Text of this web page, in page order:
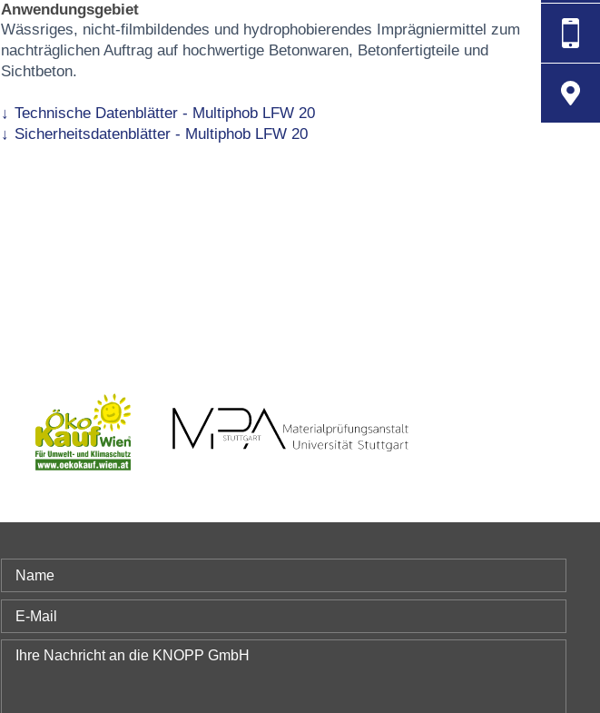
Anwendungsgebiet
Wässriges, nicht-filmbildendes und hydrophobierendes Imprägniermittel zum
nachträglichen Auftrag auf hochwertige Betonwaren, Betonfertigteile und
Sichtbeton.
Technische Datenblätter - Multiphob LFW 20
Sicherheitsdatenblätter - Multiphob LFW 20